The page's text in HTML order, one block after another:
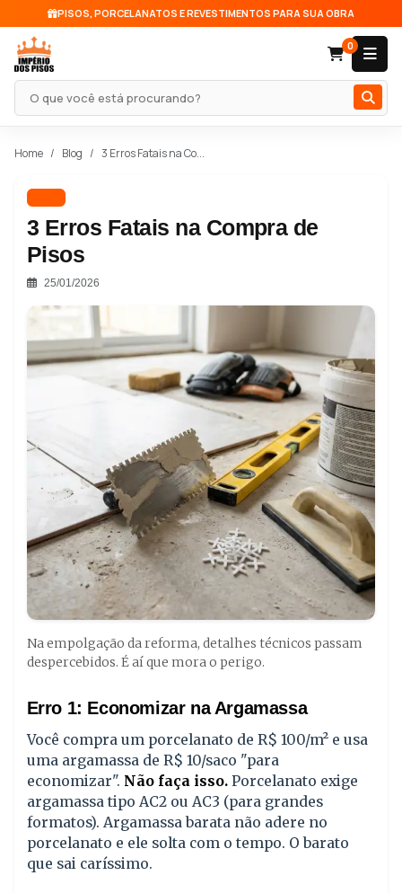
PISOS, PORCELANATOS E REVESTIMENTOS PARA SUA OBRA
Pesquisar produto
0
Home Blog 3 Erros Fatais na Co...
3 Erros Fatais na Compra de
Pisos
25/01/2026
Na empolgação da reforma, detalhes técnicos passam
despercebidos. É aí que mora o perigo.
Erro 1: Economizar na Argamassa
Você compra um porcelanato de R$ 100/m² e usa
uma argamassa de R$ 10/saco "para
economizar". Não faça isso.Porcelanato exige
argamassa tipo AC2 ou AC3 (para grandes
formatos). Argamassa barata não adere no
porcelanato e ele solta com o tempo. O barato
que sai caríssimo.